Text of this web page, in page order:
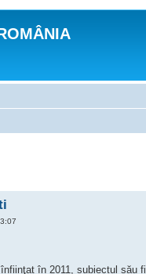
în 2011, subiectul său